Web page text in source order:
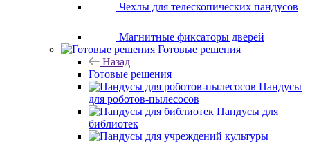
Чехлы для телескопических пандусов
Магнитные фиксаторы дверей
Готовые решения
Назад
Готовые решения
Пандусы
для роботов-пылесосов
Пандусы для
библиотек